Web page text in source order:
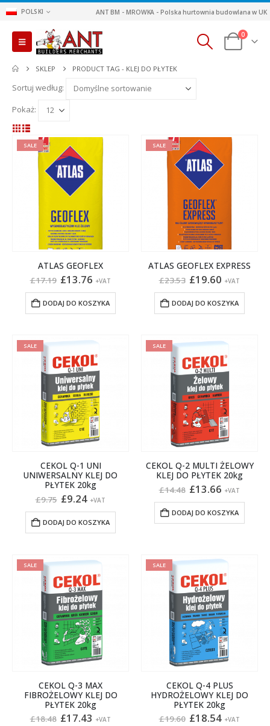
POLSKI ANT BM - MROWKA - Polska hurtownia budowlana w UK
0
SKLEP PRODUCT TAG - KLEJ DO PŁYTEK
Sortuj według:
Pokaż:
SALE
ATLAS GEOFLEX
£17.19 Pierwotna
cena
wynosiła:
£17.19.
£13.76 Aktualna
cena
wynosi:
£13.76.
+VAT
DODAJ DO KOSZYKA
SALE
ATLAS GEOFLEX EXPRESS
£23.53 Pierwotna
cena
wynosiła:
£23.53.
£19.60 Aktualna
cena
wynosi:
£19.60.
+VAT
DODAJ DO KOSZYKA
SALE
CEKOL Q-1 UNI
UNIWERSALNY KLEJ DO
PŁYTEK 20kg
£9.75 Pierwotna
wynosiła:
£9.75.
£9.24Aktualna
wynosi:
£9.24.
+VAT
DODAJ DO KOSZYKA
SALE
CEKOL Q-2 MULTI ŻELOWY
KLEJ DO PŁYTEK 20kg
£14.48 Pierwotna
wynosiła:
£14.48.
£13.66 Aktualna
wynosi:
£13.66.
+VAT
DODAJ DO KOSZYKA
SALE
CEKOL Q-3 MAX
FIBROŻELOWY KLEJ DO
PŁYTEK 20kg
£18.48 Pierwotna
£17.43 Aktualna
+VAT
SALE
CEKOL Q-4 PLUS
HYDROŻELOWY KLEJ DO
PŁYTEK 20kg
£19.60 Pierwotna
£18.54Aktualna
+VAT